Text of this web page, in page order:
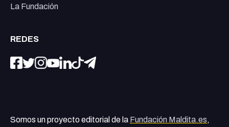
La Fundación
REDES
Somos un proyecto editorial de la Fundación Maldita.es,